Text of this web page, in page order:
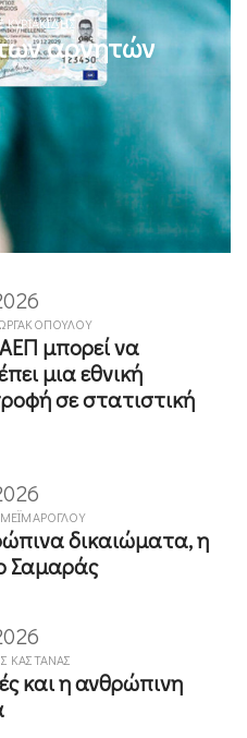
ΚΥΡΙΑΚΊΔΗΣ
αρνητών
μπορεί να
μια εθνική
σε στατιστική
δικαιώματα, η
Σαμαράς
ΚΑΣΤΑΝΆΣ
και η ανθρώπινη